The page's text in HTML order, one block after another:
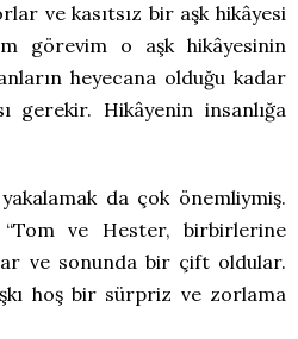
ve kasıtsız bir aşk hikâyesi
görevim o aşk hikâyesinin
heyecana olduğu kadar
gerekir. Hikâyenin insanlığa
da çok önemliymiş.
“Tom ve Hester, birbirlerine
ve sonunda bir çift oldular.
hoş bir sürpriz ve zorlama